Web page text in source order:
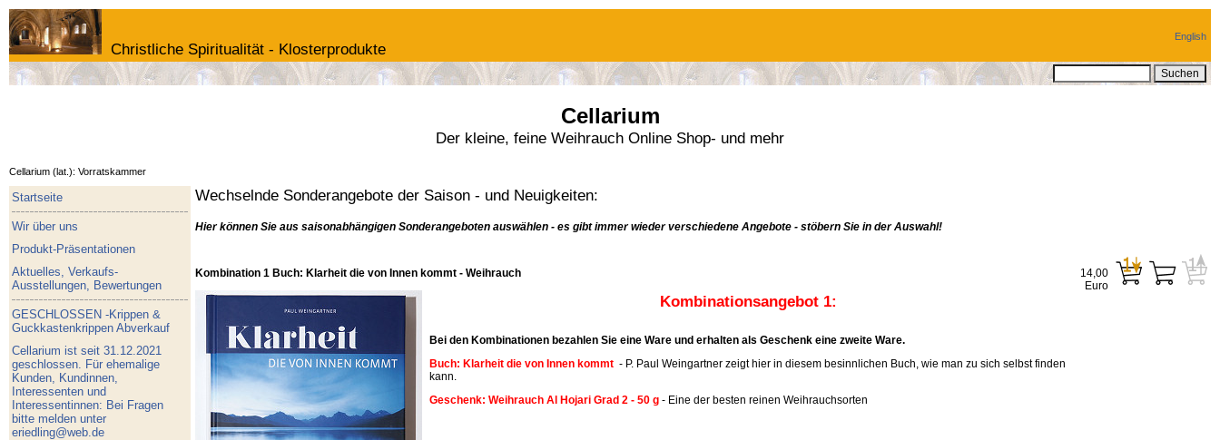
Christliche Spiritualität - Klosterprodukte
English
Cellarium
Der kleine, feine Weihrauch Online Shop- und mehr
Cellarium (lat.): Vorratskammer
Startseite
Wir über uns
Produkt-Präsentationen
Aktuelles, Verkaufs-
Ausstellungen, Bewertungen
GESCHLOSSEN -Krippen &
Guckkastenkrippen Abverkauf
Cellarium ist seit 31.12.2021
geschlossen. Für ehemalige
Kunden, Kundinnen,
Interessenten und
Interessentinnen: Bei Fragen
bitte melden unter
eriedling@web.de
Wechselnde Sonderangebote der Saison - und Neuigkeiten:
Hier können Sie aus saisonabhängigen Sonderangeboten auswählen - es gibt immer wieder verschiedene Angebote - stöbern Sie in der Auswahl!
Kombination 1 Buch: Klarheit die von Innen kommt - Weihrauch
Kombinationsangebot 1:
Bei den Kombinationen bezahlen Sie eine Ware und erhalten als Geschenk eine zweite Ware.
Buch: Klarheit die von Innen kommt - P. Paul Weingartner zeigt hier in diesem besinnlichen Buch, wie man zu sich selbst finden
kann.
Geschenk: Weihrauch Al Hojari Grad 2 - 50 g - Eine der besten reinen Weihrauchsorten
14,00
Euro